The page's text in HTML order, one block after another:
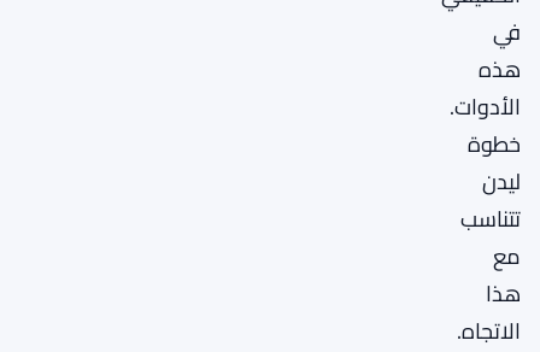
في
هذه
الأدوات.
خطوة
ليدن
تتناسب
مع
هذا
الاتجاه.